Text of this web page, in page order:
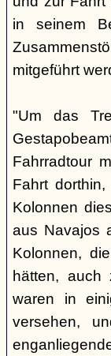
in seinem
mitgeführt
"Um das
Fahrradtour
Fahrt
Kolonnen
aus Navajos
Kolonnen,
hätten, auch
waren in
versehen,